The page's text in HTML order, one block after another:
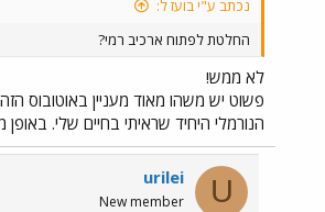
נכתב ע"י בועז ל:
החלטת לפתוח ארכיב רמי?
לא ממש!
פשוט יש משהו מאוד מעניין באוטובוס
הנורמלי היחיד שראיתי בחיים שלי.
U
urilei
New member